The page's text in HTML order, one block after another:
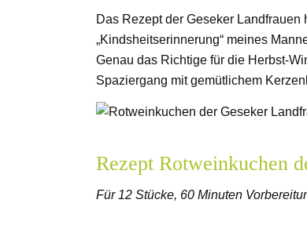
Das Rezept der Geseker
„Kindsheitserinnerung“ meines
Genau das Richtige für die Herbst-
Spaziergang mit gemütlichem
Rezept Rotweinkuchen
Für 12 Stücke, 60 Minuten